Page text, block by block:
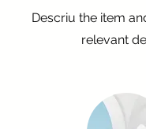
Descriu the item
relevant